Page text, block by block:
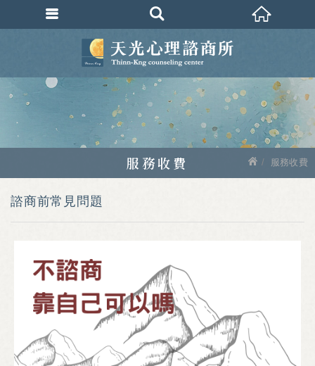
服務收費 服務收費
諮商前常見問題